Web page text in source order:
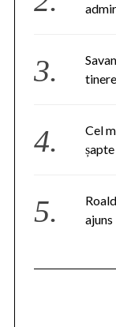
Cel
ajuns